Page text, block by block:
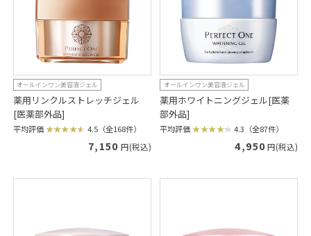
オールインワン美容液ジェル
薬用リンクルストレッチジェル
[医薬部外品]
平均評価 4.5（全168件）
7,150 円(税込)
オールインワン美容液ジェル
薬用ホワイトニングジェル[医薬
部外品]
平均評価 4.3（全87件）
4,950 円(税込)